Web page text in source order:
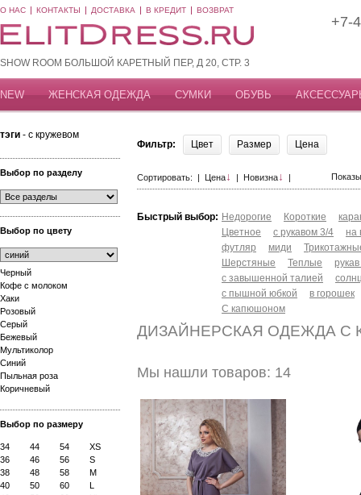
О НАС КОНТАКТЫ ДОСТАВКА В КРЕДИТ ВОЗВРАТ
SHOW ROOM БОЛЬШОЙ КАРЕТНЫЙ ПЕР, Д 20, СТР. 3
+7-
NEW ЖЕНСКАЯ ОДЕЖДА СУМКИ ОБУВЬ
тэги - с кружевом
Выбор по разделу
Выбор по цвету
Черный
Кофе с молоком
Хаки
Розовый
Серый
Бежевый
Мультиколор
Синий
Пыльная роза
Коричневый
Выбор по размеру
34 44 54
XS
36
46 56
S
38
48 58
M
40
50 60
L
Фильтр: Цвет Размер Цена
Сортировать: | Цена↓ | Новизна↓ |
Быстрый выбор: Недорогие Короткие
Цветное
с рукавом 3/4
на
футляр
миди
Шерстяные
Теплые
с завышенной талией
с пышной юбкой
в горошек
С капюшоном
ДИЗАЙНЕРСКАЯ ОДЕЖДА С
Мы нашли товаров: 14